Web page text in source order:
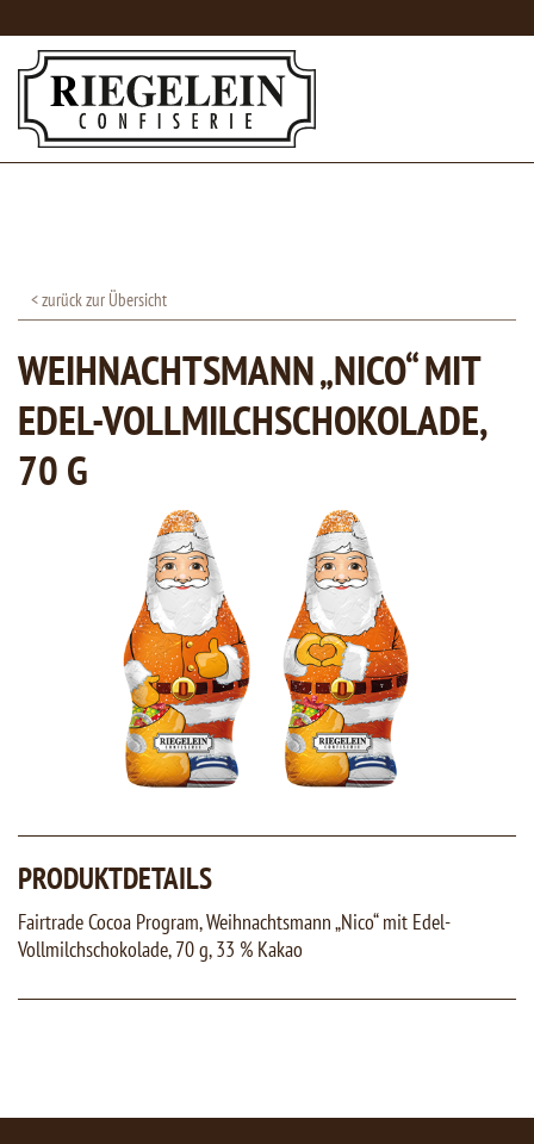
< zurück zur Übersicht
WEIHNACHTSMANN „NICO“ MIT
EDEL-VOLLMILCHSCHOKOLADE,
70 G
PRODUKTDETAILS
Fairtrade Cocoa Program, Weihnachtsmann „Nico“ mit Edel-
Vollmilchschokolade, 70 g, 33 % Kakao